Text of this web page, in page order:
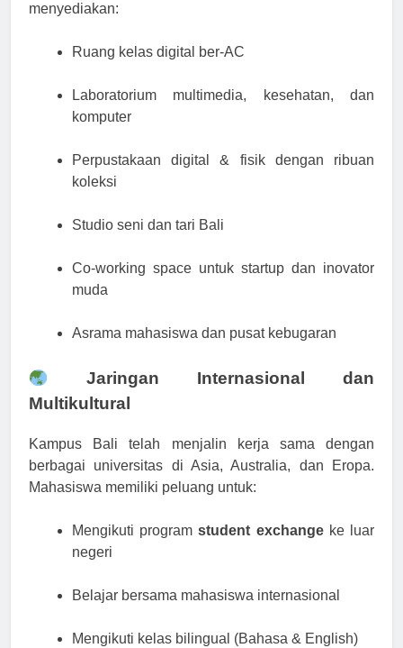
menyediakan:
Ruang kelas digital ber-AC
Laboratorium multimedia, kesehatan, dan
komputer
Perpustakaan digital & fisik dengan ribuan
koleksi
Studio seni dan tari Bali
Co-working space untuk startup dan inovator
muda
Asrama mahasiswa dan pusat kebugaran
Jaringan Internasional dan
Multikultural
Kampus Bali telah menjalin kerja sama dengan
berbagai universitas di Asia, Australia, dan Eropa.
Mahasiswa memiliki peluang untuk:
Mengikuti programstudent exchangeke luar
negeri
Belajar bersama mahasiswa internasional
Mengikuti kelas bilingual (Bahasa & English)